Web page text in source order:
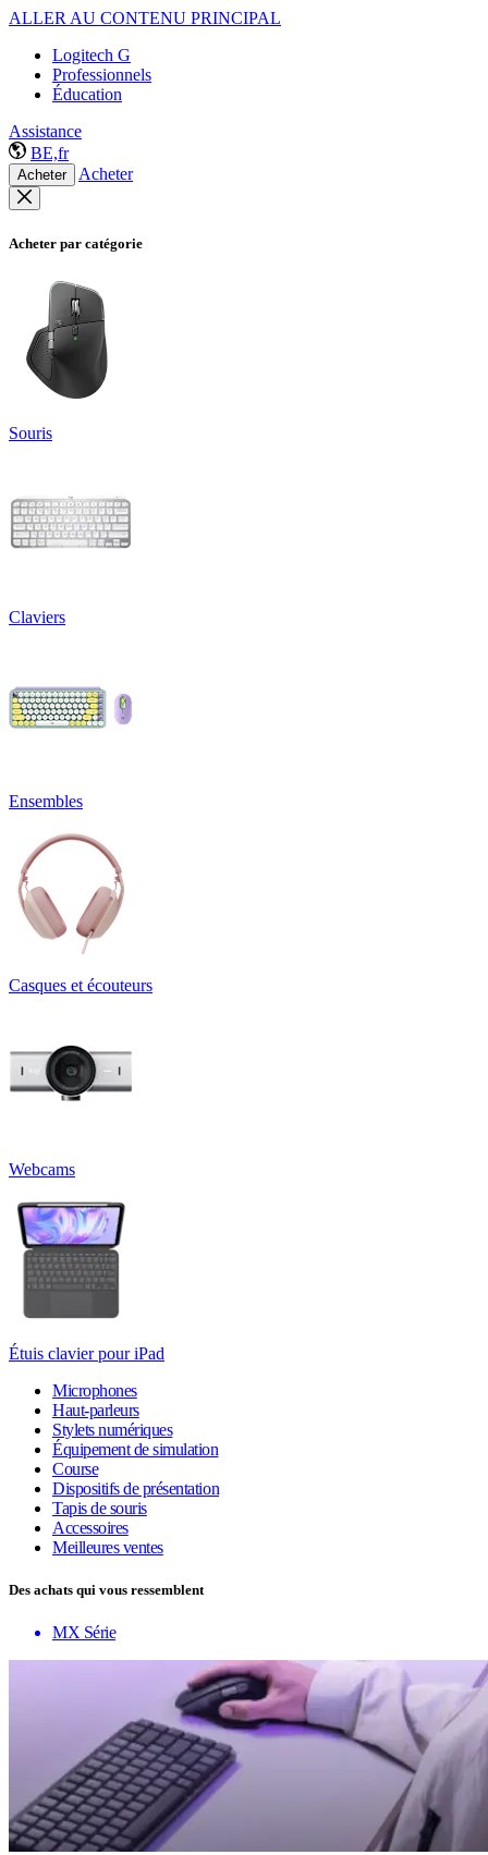
ALLER AU CONTENU PRINCIPAL
Logitech G
Professionnels
Éducation
Assistance
BE,fr
Acheter Acheter
Acheter par catégorie
Souris
Claviers
Ensembles
Casques et écouteurs
Webcams
Étuis clavier pour iPad
Microphones
Haut-parleurs
Stylets numériques
Équipement de simulation
Course
Dispositifs de présentation
Tapis de souris
Accessoires
Meilleures ventes
Des achats qui vous ressemblent
MX Série